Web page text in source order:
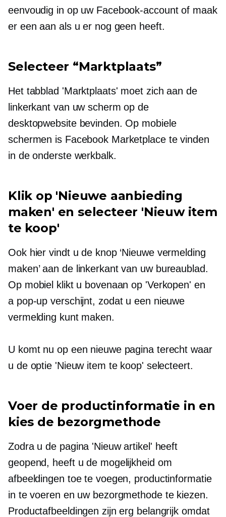
eenvoudig in op uw Facebook-account of maak
er een aan als u er nog geen heeft.
Selecteer “Marktplaats”
Het tabblad 'Marktplaats' moet zich aan de
linkerkant van uw scherm op de
desktopwebsite bevinden. Op mobiele
schermen is Facebook Marketplace te vinden
in de onderste werkbalk.
Klik op 'Nieuwe aanbieding
maken' en selecteer 'Nieuw item
te koop'
Ook hier vindt u de knop ‘Nieuwe vermelding
maken’ aan de linkerkant van uw bureaublad.
Op mobiel klikt u bovenaan op 'Verkopen' en
a pop-up verschijnt, zodat u een nieuwe
vermelding kunt maken.
U komt nu op een nieuwe pagina terecht waar
u de optie 'Nieuw item te koop' selecteert.
Voer de productinformatie in en
kies de bezorgmethode
Zodra u de pagina 'Nieuw artikel' heeft
geopend, heeft u de mogelijkheid om
afbeeldingen toe te voegen, productinformatie
in te voeren en uw bezorgmethode te kiezen.
Productafbeeldingen zijn erg belangrijk omdat